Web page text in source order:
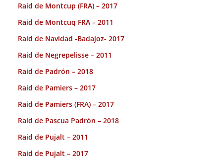
Raid de Montcup (FRA) – 2017
Raid de Montcuq FRA – 2011
Raid de Navidad -Badajoz- 2017
Raid de Negrepelisse – 2011
Raid de Padrón – 2018
Raid de Pamiers – 2017
Raid de Pamiers (FRA) – 2017
Raid de Pascua Padrón – 2018
Raid de Pujalt – 2011
Raid de Pujalt – 2017